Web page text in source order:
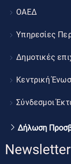
ΟΑΕΔ
Υπηρεσίες
Δημοτικές
Κεντρική
Σύνδεσμοι
Δήλωση
Newsletter